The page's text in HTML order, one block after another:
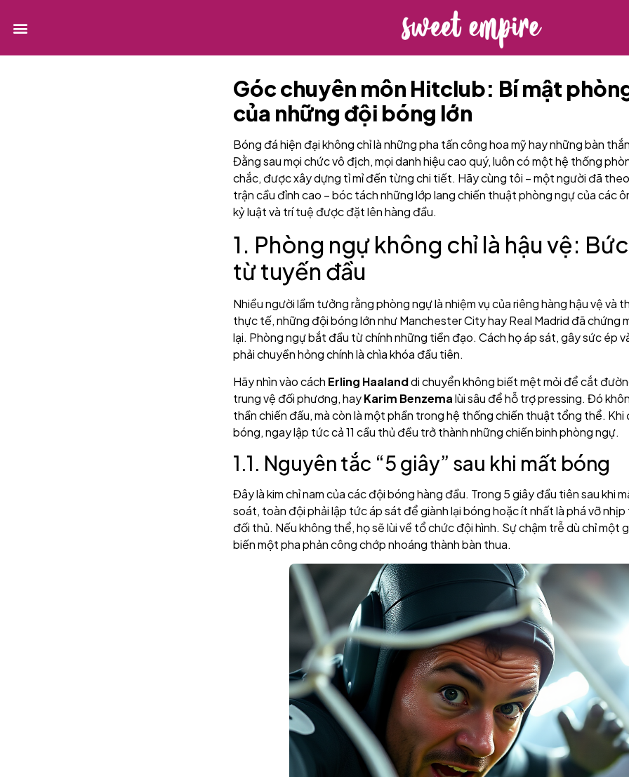
Góc chuyên môn Hitclub: Bí mật
của những đội bóng lớn
Bóng đá hiện đại không chỉ là những pha tấn công hoa mỹ hay những bàn
Đằng sau mọi chức vô địch, mọi danh hiệu cao quý, luôn có một hệ thống
chắc, được xây dựng tỉ mỉ đến từng chi tiết. Hãy cùng tôi – một người đã
trận cầu đỉnh cao – bóc tách những lớp lang chiến thuật phòng ngự của các
kỷ luật và trí tuệ được đặt lên hàng đầu.
1. Phòng ngự không chỉ là hậu vệ:
từ tuyến đầu
Nhiều người lầm tưởng rằng phòng ngự là nhiệm vụ của riêng hàng hậu vệ và
thực tế, những đội bóng lớn như Manchester City hay Real Madrid đã chứng
lại. Phòng ngự bắt đầu từ chính những tiền đạo. Cách họ áp sát, gây sức ép
phải chuyền hỏng chính là chìa khóa đầu tiên.
Hãy nhìn vào cách Erling Haalanddi chuyển không biết mệt mỏi để cắt
trung vệ đối phương, hayKarim Benzemalùi sâu để hỗ trợ pressing. Đó
thần chiến đấu, mà còn là một phần trong hệ thống chiến thuật tổng thể. Khi
bóng, ngay lập tức cả 11 cầu thủ đều trở thành những chiến binh phòng ngự.
1.1. Nguyên tắc “5 giây” sau khi mất bóng
Đây là kim chỉ nam của các đội bóng hàng đầu. Trong 5 giây đầu tiên sau khi
soát, toàn đội phải lập tức áp sát để giành lại bóng hoặc ít nhất là phá vỡ
đối thủ. Nếu không thể, họ sẽ lùi về tổ chức đội hình. Sự chậm trễ dù chỉ một
biến một pha phản công chớp nhoáng thành bàn thua.